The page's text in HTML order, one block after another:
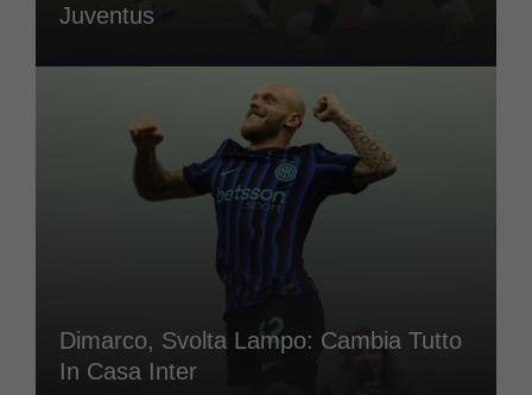
Juventus
Dimarco, Svolta Lampo: Cambia Tutto
In Casa Inter